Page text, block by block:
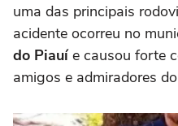
uma das principais
acidente ocorreu no
do Piauíe causou forte
amigos e admiradores